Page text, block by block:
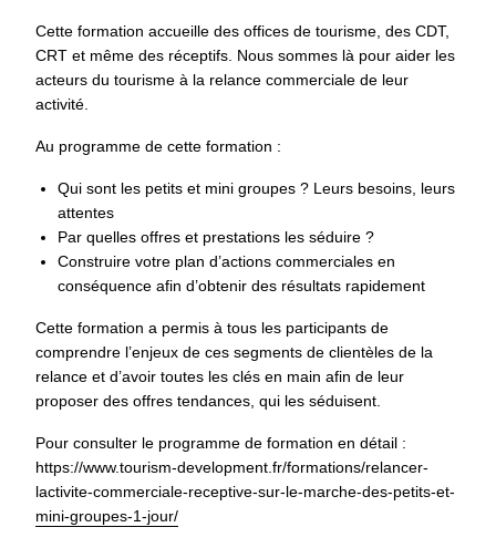
Cette formation accueille des offices de tourisme, des CDT,
CRT et même des réceptifs. Nous sommes là pour aider les
acteurs du tourisme à la relance commerciale de leur
activité.
Au programme de cette formation :
Qui sont les petits et mini groupes ? Leurs besoins, leurs
attentes
Par quelles offres et prestations les séduire ?
Construire votre plan d’actions commerciales en
conséquence afin d’obtenir des résultats rapidement
Cette formation a permis à tous les participants de
comprendre l’enjeux de ces segments de clientèles de la
relance et d’avoir toutes les clés en main afin de leur
proposer des offres tendances, qui les séduisent.
Pour consulter le programme de formation en détail :
https://www.tourism-development.fr/formations/relancer-
lactivite-commerciale-receptive-sur-le-marche-des-petits-et-
mini-groupes-1-jour/